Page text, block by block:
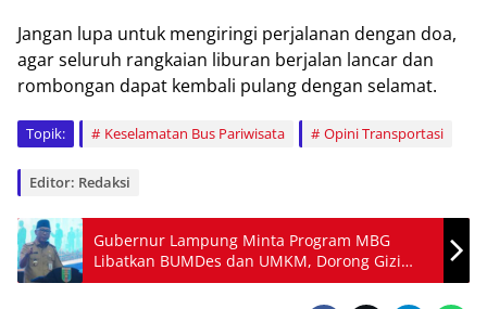
Jangan lupa untuk mengiringi perjalanan dengan doa,
agar seluruh rangkaian liburan berjalan lancar dan
rombongan dapat kembali pulang dengan selamat.
Topik: Keselamatan Bus Pariwisata Opini Transportasi
Editor: Redaksi
Gubernur Lampung Minta Program MBG
Libatkan BUMDes dan UMKM, Dorong Gizi
Anak Sekaligus Ekonomi Desa